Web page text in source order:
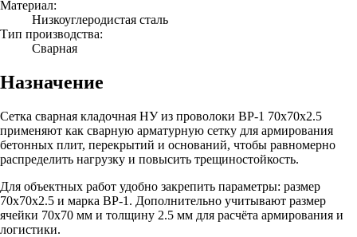
Материал:
Низкоуглеродистая сталь
Тип производства:
Сварная
Назначение
Сетка сварная кладочная НУ из проволоки ВР-1 70х70х2.5
применяют как сварную арматурную сетку для армирования
бетонных плит, перекрытий и оснований, чтобы равномерно
распределить нагрузку и повысить трещиностойкость.
Для объектных работ удобно закрепить параметры: размер
70х70х2.5 и марка ВР-1. Дополнительно учитывают размер
ячейки 70х70 мм и толщину 2.5 мм для расчёта армирования и
логистики.